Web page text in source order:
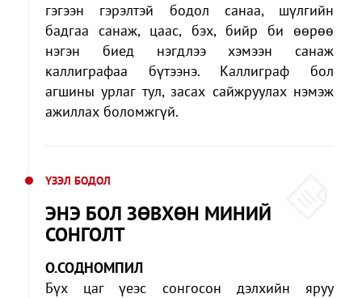
гэгээн гэрэлтэй бодол санаа, шүлгийн
бадгаа санаж, цаас, бэх, бийр би өөрөө
нэгэн биед нэгдлээ хэмээн санаж
каллиграфаа бүтээнэ. Каллиграф бол
агшины урлаг тул, засах сайжруулах нэмэж
ажиллах боломжгүй.
ҮЗЭЛ БОДОЛ
ЭНЭ БОЛ ЗӨВХӨН МИНИЙ
СОНГОЛТ
О.СОДНОМПИЛ
Бүх цаг үеэс сонгосон дэлхийн яруу